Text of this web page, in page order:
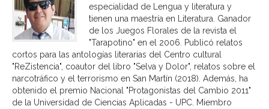
especialidad de Lengua y literatura y
tienen una maestría en Literatura. Ganador
de los Juegos Florales de la revista el
"Tarapotino" en el 2006. Publicó relatos
cortos para las antologías literarias del Centro cultural
"ReZistencia", coautor del libro "Selva y Dolor", relatos sobre el
narcotráfico y el terrorismo en San Martín (2018). Además, ha
obtenido el premio Nacional "Protagonistas del Cambio 2011"
de la Universidad de Ciencias Aplicadas - UPC. Miembro